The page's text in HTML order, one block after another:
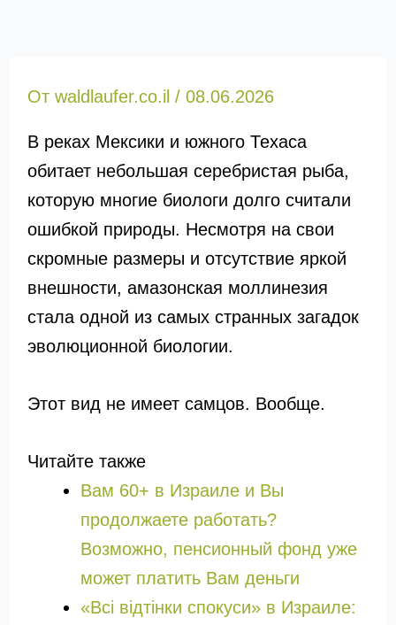
От waldlaufer.co.il / 08.06.2026
В реках Мексики и южного Техаса
обитает небольшая серебристая рыба,
которую многие биологи долго считали
ошибкой природы. Несмотря на свои
скромные размеры и отсутствие яркой
внешности, амазонская моллинезия
стала одной из самых странных загадок
эволюционной биологии.
Этот вид не имеет самцов. Вообще.
Читайте также
Вам 60+ в Израиле и Вы
продолжаете работать?
Возможно, пенсионный фонд уже
может платить Вам деньги
«Всі відтінки спокуси» в Израиле: